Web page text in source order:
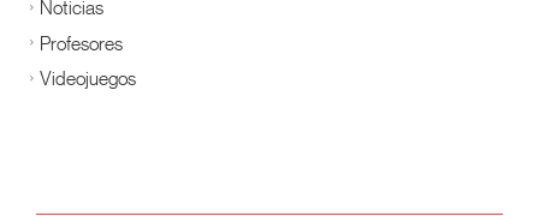
Noticias
Profesores
Videojuegos